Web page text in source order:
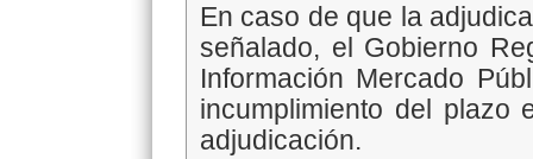
En caso de que la
señalado, el Gobierno
Información Mercado
incumplimiento del plazo
adjudicación.